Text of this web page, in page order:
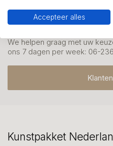
We helpen graag met uw
ons 7 dagen per week: 06-
Kunstpakket
Accepteer alles